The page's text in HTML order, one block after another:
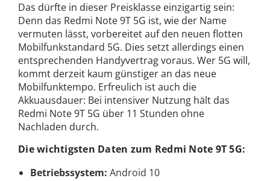
Das dürfte in dieser Preisklasse einzigartig sein:
Denn das Redmi Note 9T 5G ist, wie der Name
vermuten lässt, vorbereitet auf den neuen flotten
Mobilfunkstandard 5G. Dies setzt allerdings einen
entsprechenden Handyvertrag voraus. Wer 5G will,
kommt derzeit kaum günstiger an das neue
Mobilfunktempo. Erfreulich ist auch die
Akkuausdauer: Bei intensiver Nutzung hält das
Redmi Note 9T 5G über 11 Stunden ohne
Nachladen durch.
Die wichtigsten Daten zum Redmi Note 9T 5G:
Betriebssystem: Android 10